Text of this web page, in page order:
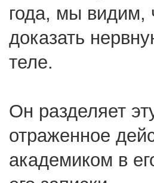
года, мы видим,
доказать
теле.
Он разделяет
отраженное
академиком в